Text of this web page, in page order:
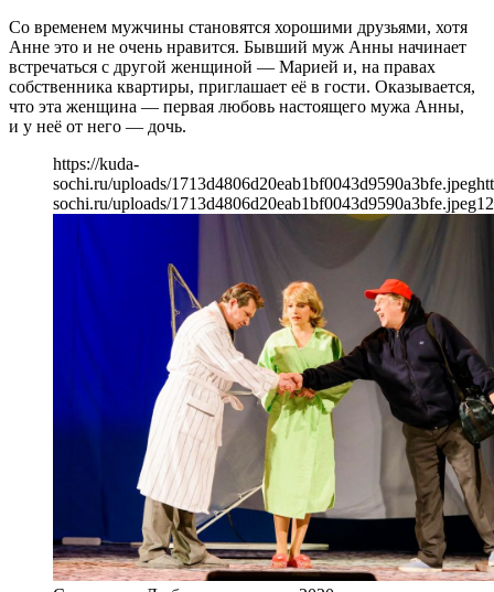
Со временем мужчины становятся хорошими друзьями, хотя
Анне это и не очень нравится. Бывший муж Анны начинает
встречаться с другой женщиной — Марией и, на правах
собственника квартиры, приглашает её в гости. Оказывается,
что эта женщина — первая любовь настоящего мужа Анны,
и у неё от него — дочь.
https://kuda-
sochi.ru/uploads/1713d4806d20eab1bf0043d9590a3bfe.jpeg
sochi.ru/uploads/1713d4806d20eab1bf0043d9590a3bfe.jpeg